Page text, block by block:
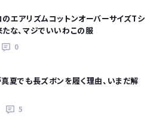
エアリズムコットンオーバーサイズTシ
な、マジでいいわこの服
0
夏でも長ズボンを履く理由、いまだ解
5